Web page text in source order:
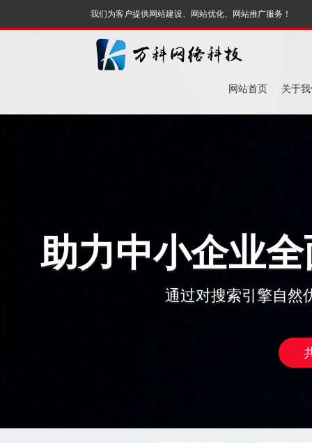
我们为客户提供网站建设、网站优化、网站推广服务！
网站首页 关于
助力中小企业
通过对搜索引擎自然